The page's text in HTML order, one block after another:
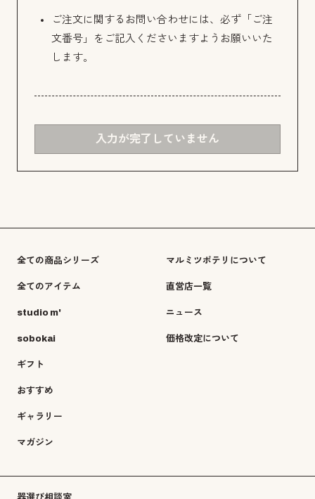
ご注文に関するお問い合わせには、必ず「ご注
文番号」をご記入くださいますようお願いいた
します。
入力が完了していません
全ての商品シリーズ
全てのアイテム
studio m'
sobokai
ギフト
おすすめ
ギャラリー
マガジン
マルミツポテリについて
直営店一覧
ニュース
価格改定について